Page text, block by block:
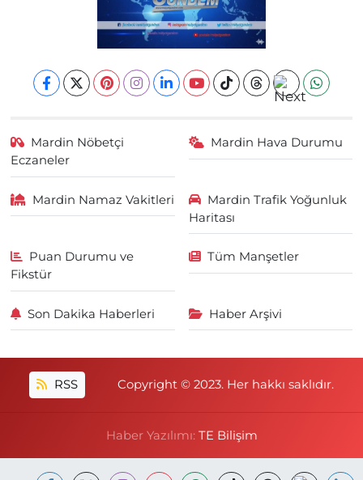
Mardin Nöbetçi
Eczaneler
Mardin Hava Durumu
Mardin Namaz Vakitleri
Mardin Trafik Yoğunluk
Haritası
Puan Durumu ve
Fikstür
Tüm Manşetler
Son Dakika Haberleri Haber Arşivi
RSS Copyright © 2023. Her hakkı saklıdır.
Haber Yazılımı: TE Bilişim